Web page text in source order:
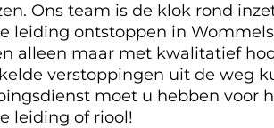
Ons team is de klok rond
leiding ontstoppen in
alleen maar met kwalitatief
verstoppingen uit de weg
moet u hebben voor
leiding of riool!